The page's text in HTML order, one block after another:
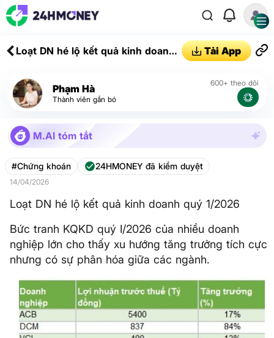
Loạt DN hé lộ kết quả kinh doanh
Tải App
Phạm Hà
Thành viên gắn bó
600+ theo dõi
M.AI tóm tắt
#Chứng khoán 24HMONEY đã kiểm duyệt
14/04/2026
Loạt DN hé lộ kết quả kinh doanh quý 1/2026
Bức tranh KQKD quý I/2026 của nhiều doanh
nghiệp lớn cho thấy xu hướng tăng trưởng tích cực
nhưng có sự phân hóa giữa các ngành.